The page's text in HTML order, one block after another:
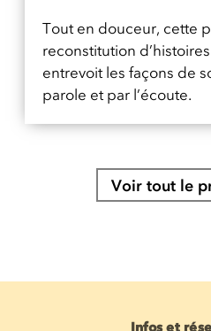
Tout en douceur, cette
reconstitution
entrevoit les façons de
parole et par l’écoute.
Voir tout le
Infos et